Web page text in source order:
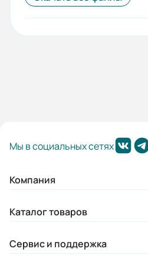
Электричество
Габариты (ШхВхГ, м):
0.064x1.462x0.092
Мы в социальных сетях
Компания
Каталог товаров
Сервис и поддержка